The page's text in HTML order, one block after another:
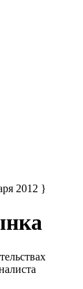
2012 }